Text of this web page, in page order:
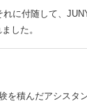
に付随して、
した。
を積んだアシスタ